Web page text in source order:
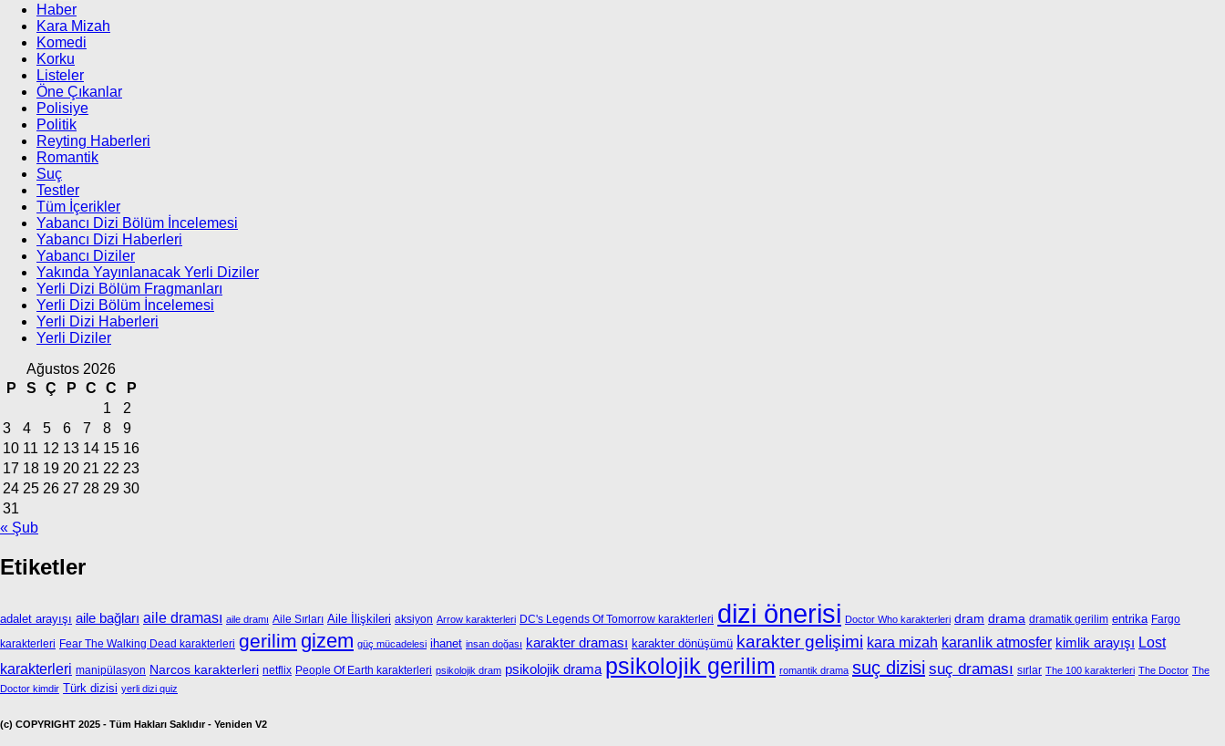
Haber
Kara Mizah
Komedi
Korku
Listeler
Öne Çıkanlar
Polisiye
Politik
Reyting Haberleri
Romantik
Suç
Testler
Tüm İçerikler
Yabancı Dizi Bölüm İncelemesi
Yabancı Dizi Haberleri
Yabancı Diziler
Yakında Yayınlanacak Yerli Diziler
Yerli Dizi Bölüm Fragmanları
Yerli Dizi Bölüm İncelemesi
Yerli Dizi Haberleri
Yerli Diziler
Ağustos 2026
P
S Ç P C C
P
1
2
3
4 5 6 7 8
9
10 11 12 13 14 15 16
17 18 19 20 21 22 23
24 25 26 27 28 29 30
31
« Şub
Etiketler
adalet arayışı aile bağları aile draması aile dramı Aile Sırları Aile İlişkileri aksiyon Arrow karakterleri DC's Legends Of Tomorrow karakterleri dizi önerisi Doctor Who karakterleri dram drama dramatik gerilim entrika Fargo
karakterleri Fear The Walking Dead karakterleri gerilim gizem güç mücadelesi ihanet insan doğası karakter draması karakter dönüşümü karakter gelişimi kara mizah karanlik atmosfer kimlik arayışı Lost
karakterleri manipülasyon Narcos karakterleri netflix People Of Earth karakterleri psikolojik dram psikolojik drama psikolojik gerilim romantik drama suç dizisi suç draması sırlar The 100 karakterleri The Doctor The
Doctor kimdir Türk dizisi yerli dizi quiz
(c) COPYRIGHT 2025 - Tüm Hakları Saklıdır - Yeniden V2